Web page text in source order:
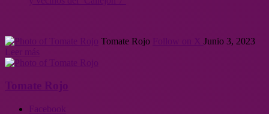
Tomate Rojo
Junio 3, 2023